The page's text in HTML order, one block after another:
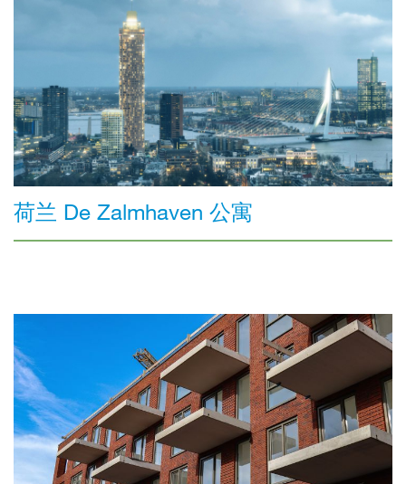
荷兰 De Zalmhaven 公寓